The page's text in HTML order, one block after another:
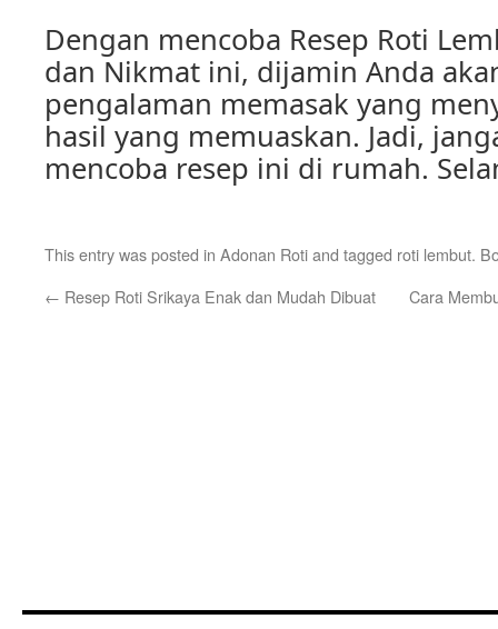
Dengan mencoba Resep Roti
dan Nikmat ini, dijamin Anda
pengalaman memasak yang
hasil yang memuaskan. Jadi,
mencoba resep ini di rumah.
This entry was posted in Adonan Rotiand tagged roti lembut.
← Resep Roti Srikaya Enak dan Mudah Dibuat Cara